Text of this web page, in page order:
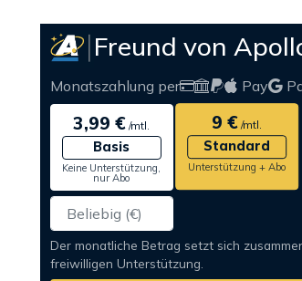
Freund von
Monatszahlung per Pay
3,99 € /mtl.
Basis
Keine Unterstützung,
nur Abo
9 € /mtl.
Standard
Unterstützung + Abo
Der monatliche Betrag setzt sich
freiwilligen Unterstützung.